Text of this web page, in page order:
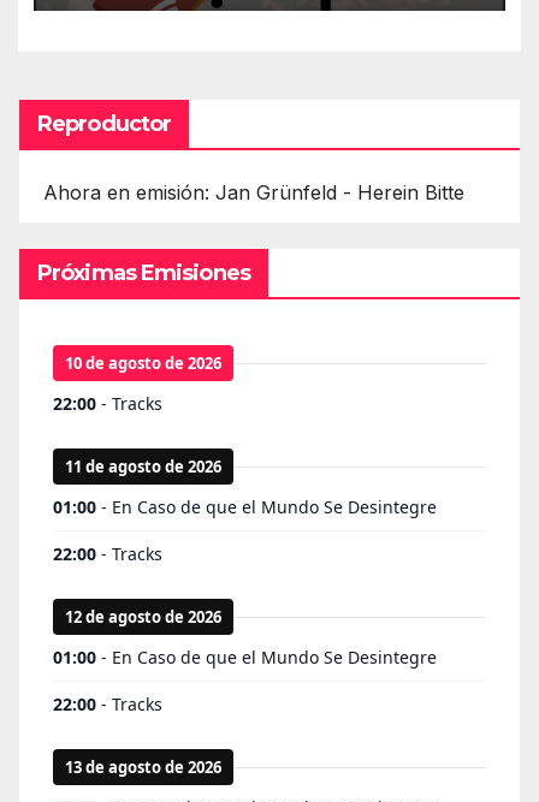
Reproductor
Ahora en emisión: Jan Grünfeld - Herein Bitte
Próximas Emisiones